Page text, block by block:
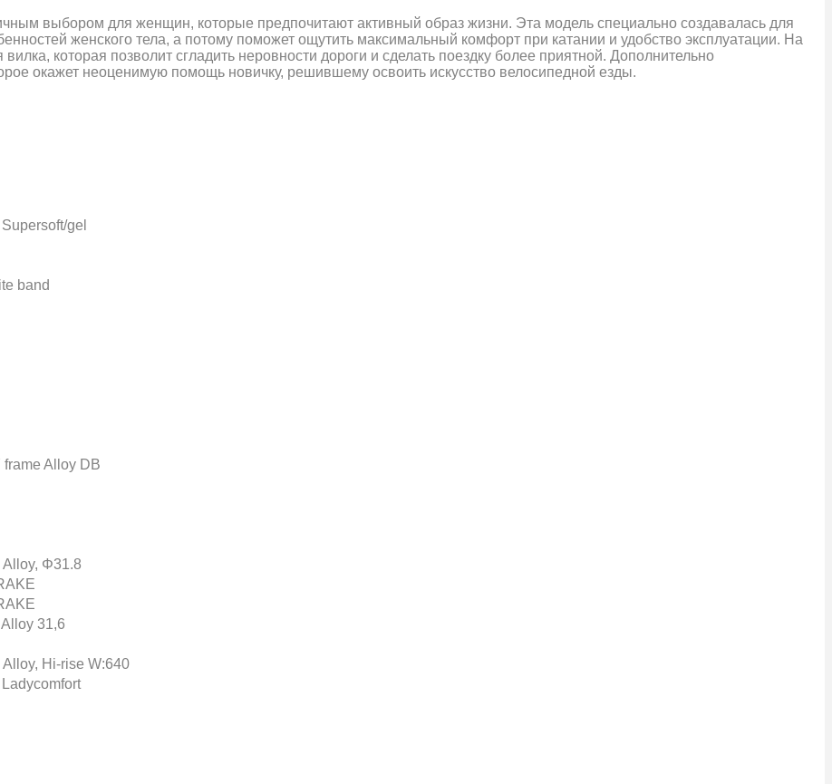
выбором для женщин, которые предпочитают активный образ жизни. Эта модель специально создавалась для
женского тела, а потому поможет ощутить максимальный комфорт при катании и удобство эксплуатации. На
которая позволит сгладить неровности дороги и сделать поездку более приятной. Дополнительно
окажет неоценимую помощь новичку, решившему освоить искусство велосипедной езды.
gel
band
Alloy DB
Alloy, Φ31.8
31,6
Hi-rise W:640